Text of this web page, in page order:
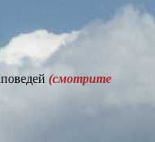
(смотрите